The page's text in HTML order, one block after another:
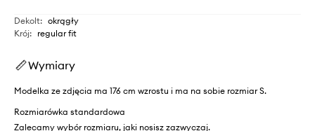
Dekolt: okrągły
Krój: regular fit
Wymiary
Modelka ze zdjęcia ma 176 cm wzrostu i ma na sobie rozmiar S.
Rozmiarówka standardowa
Zalecamy wybór rozmiaru, jaki nosisz zazwyczaj.